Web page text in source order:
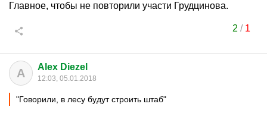
Главное, чтобы не повторили участи Грудцинова.
2 / 1
A Alex Diezel
12:03, 05.01.2018
"Говорили, в лесу будут строить штаб"